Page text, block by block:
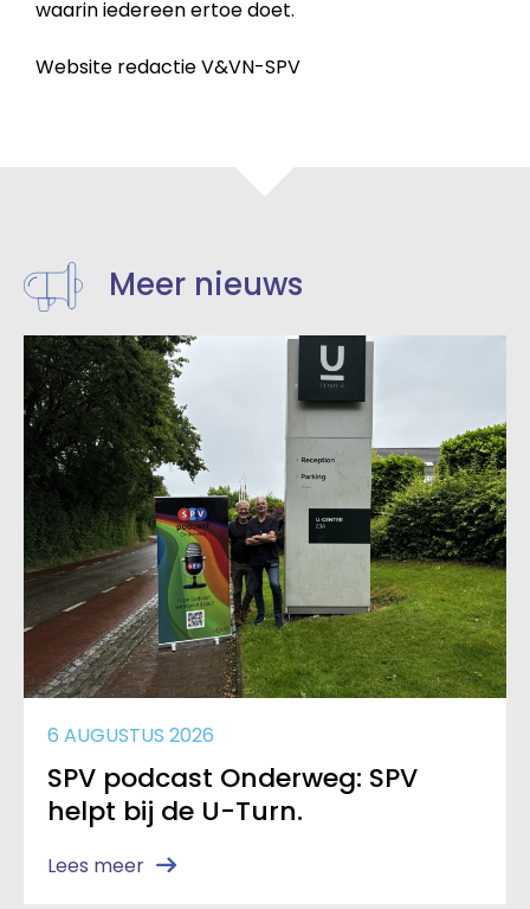
waarin iedereen ertoe doet.
Website redactie V&VN-SPV
Meer nieuws
6 AUGUSTUS 2026
SPV podcast Onderweg: SPV
helpt bij de U-Turn.
Lees meer